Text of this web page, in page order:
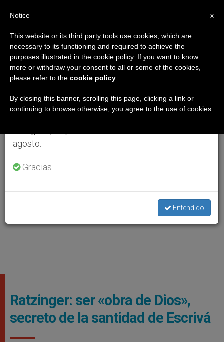
Ratzinger: ser «obra de Dios»,
secreto de la santidad de Escrivá
×
Aviso importante
Del 27 de julio al 7 de agosto haremos la pausa
anual, aprovechando que en el periodo de verano
se generan menos informaciones y también el
agosto.
Gracias.
Entendido
x
Notice
This website or its third party tools use cookies, which are
necessary to its functioning and required to achieve the
purposes illustrated in the cookie policy. If you want to know
more or withdraw your consent to all or some of the cookies,
please refer to the cookie policy
By closing this banner, scrolling this page, clicking a link or
continuing to browse otherwise, you agree to the use of cookies.